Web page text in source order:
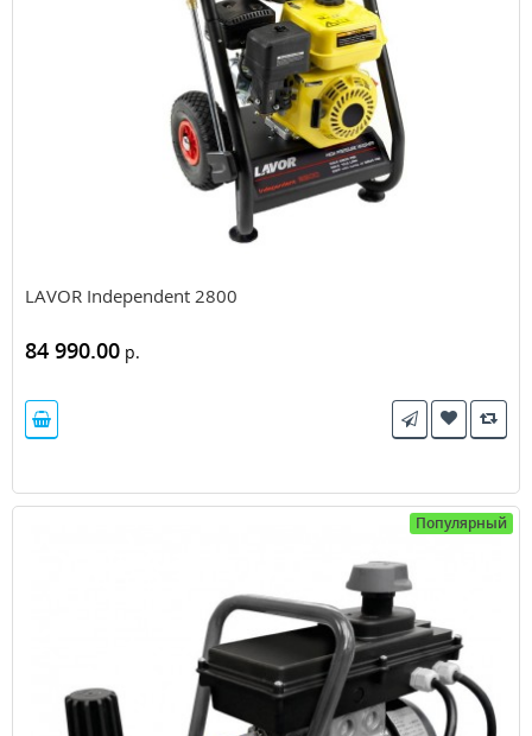
LAVOR Independent 2800
84 990.00 р.
Популярный